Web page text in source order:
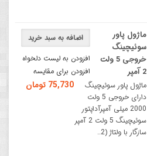
اضافه به سبد خرید
افزودن به لیست دلخواه
افزودن برای مقایسه
75,730 تومان
ماژول پاور
سوئیچینگ
خروجی 5 ولت
2 آمپر
ماژول پاور سوئیچینگ
دارای خروجی 5 ولت
2000 میلی آمپرآداپتور
سوئیچینگ 5 ولت 2 آمپر
سازگار با ولتاژ (2..